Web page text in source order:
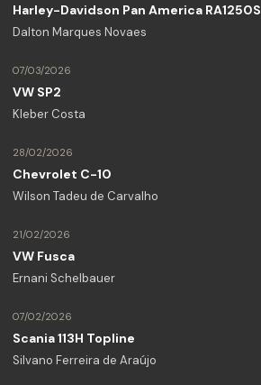
Harley-Davidson Pan America RA1250S
Dalton Marques Novaes
07/03/2026
VW SP2
Kleber Costa
28/02/2026
Chevrolet C-10
Wilson Tadeu de Carvalho
21/02/2026
VW Fusca
Ernani Schelbauer
07/02/2026
Scania 113H Topline
Silvano Ferreira de Araújo